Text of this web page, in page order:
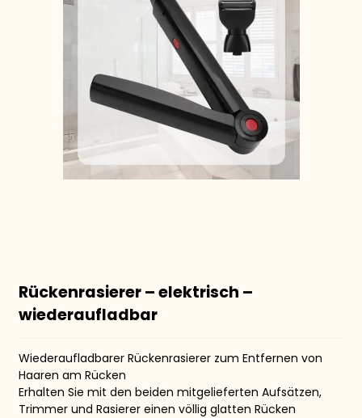
Rückenrasierer – elektrisch –
wiederaufladbar
Wiederaufladbarer Rückenrasierer zum Entfernen von
Haaren am Rücken
Erhalten Sie mit den beiden mitgelieferten Aufsätzen,
Trimmer und Rasierer einen völlig glatten Rücken